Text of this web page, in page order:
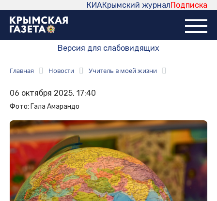
Подписка
Крымский журнал
КИА
Версия для слабовидящих
Главная Новости Учитель в моей жизни
06 октября 2025, 17:40
Фото: Гала Амарандо